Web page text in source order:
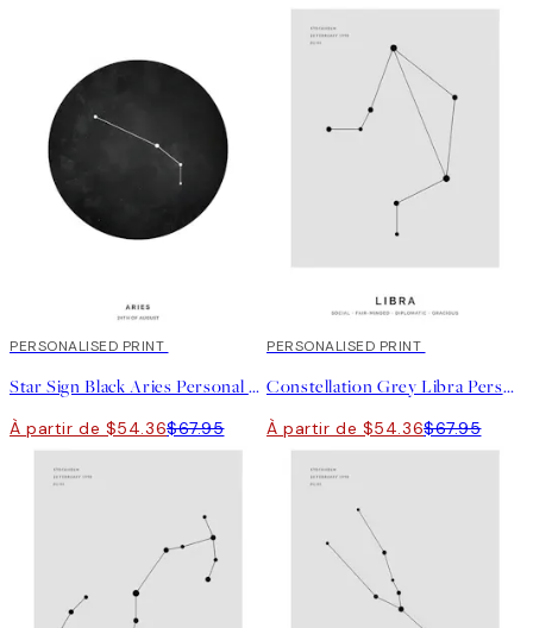
20%*
PERSONALISED PRINT
Star Sign Black Aries Personal Affiche
À partir de $54.36$67.95
20%*
PERSONALISED PRINT
Constellation Grey Libra Personal Affiche
À partir de $54.36$67.95